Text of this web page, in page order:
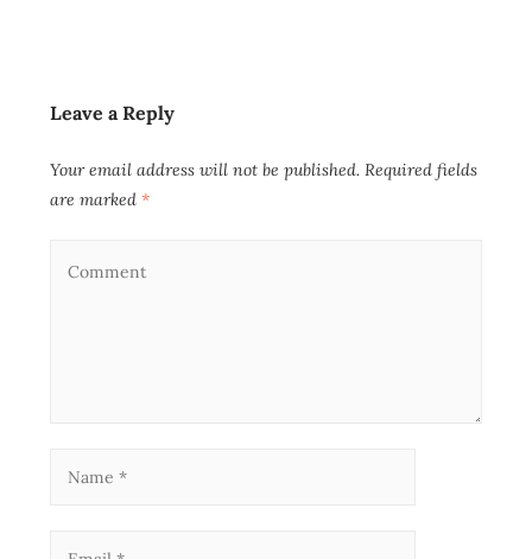
Leave a Reply
Your email address will not be published. Required fields
are marked *